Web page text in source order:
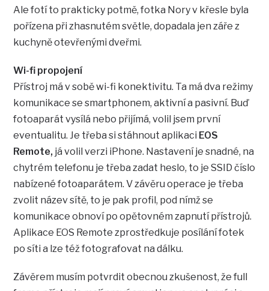
Ale fotí to prakticky potmě, fotka Nory v křesle byla
pořízena při zhasnutém světle, dopadala jen záře z
kuchyně otevřenými dveřmi.
Wi-fi propojení
Přístroj má v sobě wi-fi konektivitu. Ta má dva režimy
komunikace se smartphonem, aktivní a pasivní. Buď
fotoaparát vysílá nebo přijímá, volil jsem první
eventualitu. Je třeba si stáhnout aplikaci EOS
Remote, já volil verzi iPhone. Nastavení je snadné, na
chytrém telefonu je třeba zadat heslo, to je SSID číslo
nabízené fotoaparátem. V závěru operace je třeba
zvolit název sítě, to je pak profil, pod nímž se
komunikace obnoví po opětovném zapnutí přístrojů.
Aplikace EOS Remote zprostředkuje posílání fotek
po síti a lze též fotografovat na dálku.
Závěrem musím potvrdit obecnou zkušenost, že full